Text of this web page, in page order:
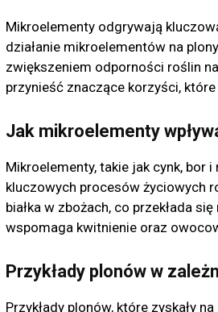
Mikroelementy odgrywają
działanie mikroelementów na
zwiększeniem odporności roślin
przynieść znaczące korzyści,
Jak mikroelementy
Mikroelementy, takie jak cynk, bor
kluczowych procesów życiowych
białka w zbożach, co przekłada
wspomaga kwitnienie oraz
Przykłady plonów w
Przykłady plonów, które zyskały